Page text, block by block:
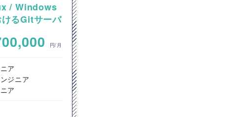
/ Windows
るGitサーバ
円/月
ア
ジニア
ア